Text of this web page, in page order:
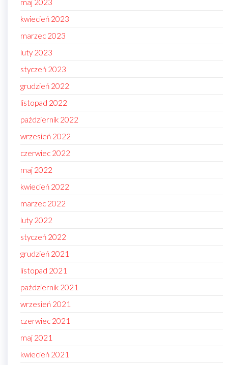
maj 2023
kwiecień 2023
marzec 2023
luty 2023
styczeń 2023
grudzień 2022
listopad 2022
październik 2022
wrzesień 2022
czerwiec 2022
maj 2022
kwiecień 2022
marzec 2022
luty 2022
styczeń 2022
grudzień 2021
listopad 2021
październik 2021
wrzesień 2021
czerwiec 2021
maj 2021
kwiecień 2021